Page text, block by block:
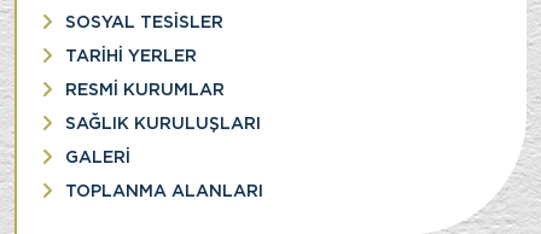
SOSYAL TESİSLER
TARİHİ YERLER
RESMİ KURUMLAR
SAĞLIK KURULUŞLARI
GALERİ
TOPLANMA ALANLARI